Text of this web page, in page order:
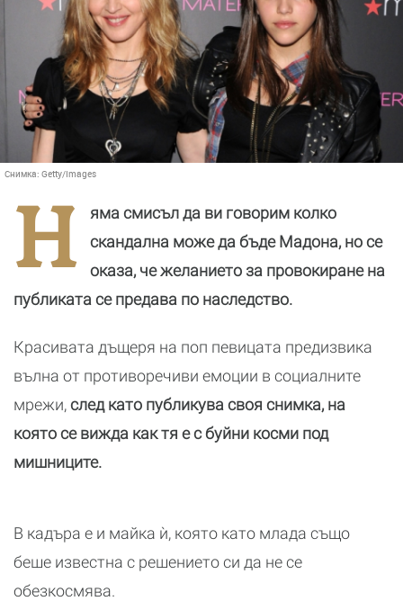
Снимка: Getty/Images
Н
яма смисъл да ви говорим колко
скандална може да бъде Мадона, но се
оказа, че желанието за провокиране на
публиката се предава по наследство.
Красивата дъщеря на поп певицата предизвика
вълна от противоречиви емоции в социалните
мрежи,след като публикува своя снимка, на
която се вижда как тя е с буйни косми под
мишниците.
В кадъра е и майка ѝ, която като млада също
беше известна с решението си да не се
обезкосмява.